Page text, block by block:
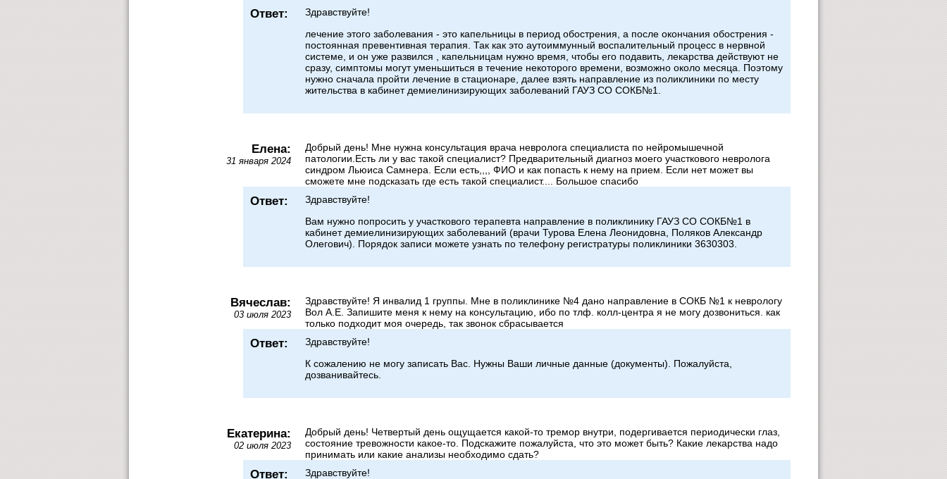
Ответ:
Здравствуйте!
лечение этого заболевания - это капельницы в период обострения, а после окончания обострения -
постоянная превентивная терапия. Так как это аутоиммунный воспалительный процесс в нервной
системе, и он уже развился , капельницам нужно время, чтобы его подавить, лекарства действуют не
сразу, симптомы могут уменьшиться в течение некоторого времени, возможно около месяца. Поэтому
нужно сначала пройти лечение в стационаре, далее взять направление из поликлиники по месту
жительства в кабинет демиелинизирующих заболеваний ГАУЗ СО СОКБ№1.
Елена:
31 января 2024
Добрый день! Мне нужна консультация врача невролога специалиста по нейромышечной
патологии.Есть ли у вас такой специалист? Предварительный диагноз моего участкового невролога
синдром Льюиса Самнера. Если есть,,,, ФИО и как попасть к нему на прием. Если нет может вы
сможете мне подсказать где есть такой специалист.... Большое спасибо
Ответ:
Здравствуйте!
Вам нужно попросить у участкового терапевта направление в поликлинику ГАУЗ СО СОКБ№1 в
кабинет демиелинизирующих заболеваний (врачи Турова Елена Леонидовна, Поляков Александр
Олегович). Порядок записи можете узнать по телефону регистратуры поликлиники 3630303.
Вячеслав:
03 июля 2023
Здравствуйте! Я инвалид 1 группы. Мне в поликлинике №4 дано направление в СОКБ №1 к неврологу
Вол А.Е. Запишите меня к нему на консультацию, ибо по тлф. колл-центра я не могу дозвониться. как
только подходит моя очередь, так звонок сбрасывается
Ответ:
Здравствуйте!
К сожалению не могу записать Вас. Нужны Ваши личные данные (документы). Пожалуйста,
дозванивайтесь.
Екатерина:
02 июля 2023
Добрый день! Четвертый день ощущается какой-то тремор внутри, подергивается периодически глаз,
состояние тревожности какое-то. Подскажите пожалуйста, что это может быть? Какие лекарства надо
принимать или какие анализы необходимо сдать?
Ответ: Здравствуйте!